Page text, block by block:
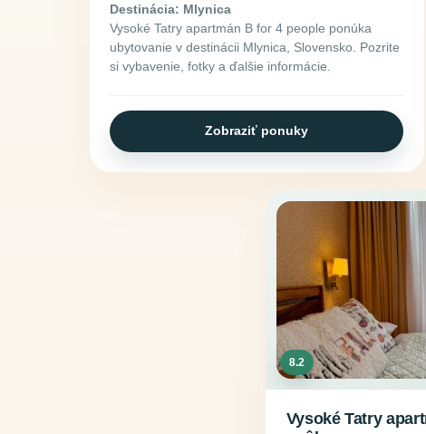
Destinácia: Mlynica
Vysoké Tatry apartmán B for 4 people ponúka
ubytovanie v destinácii Mlynica, Slovensko. Pozrite
si vybavenie, fotky a ďalšie informácie.
Zobraziť ponuky
8.2
Vysoké Tatry